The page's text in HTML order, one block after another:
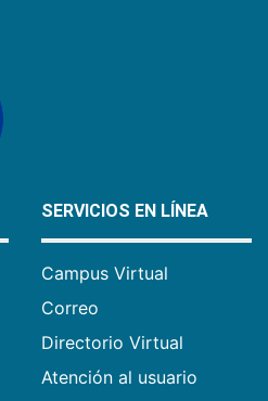
SERVICIOS EN LÍNEA
Campus Virtual
Correo
Directorio Virtual
Atención al usuario